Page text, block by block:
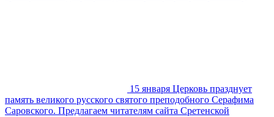
15 января Церковь празднует
память великого русского святого преподобного Серафима
Саровского. Предлагаем читателям сайта Сретенской